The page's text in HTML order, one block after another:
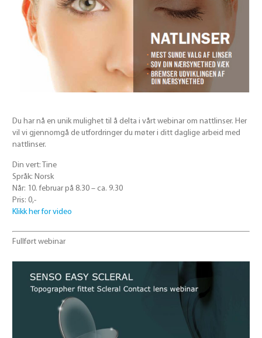
Du har nå en unik mulighet til å delta i vårt webinar om nattlinser. Her
vil vi gjennomgå de utfordringer du møter i ditt daglige arbeid med
nattlinser.
Din vert: Tine
Språk: Norsk
Når: 10. februar på 8.30 – ca. 9.30
Pris: 0,-
Klikk her for video
Fullført webinar